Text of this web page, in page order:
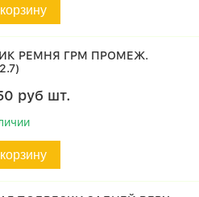
РЕМНЯ ГРМ ПРОМЕЖ.
руб шт.